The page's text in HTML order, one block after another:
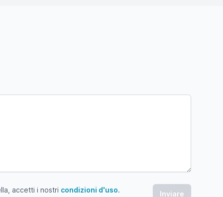
accetti i nostri condizioni d'uso
accetti i nostri condizioni d'uso.